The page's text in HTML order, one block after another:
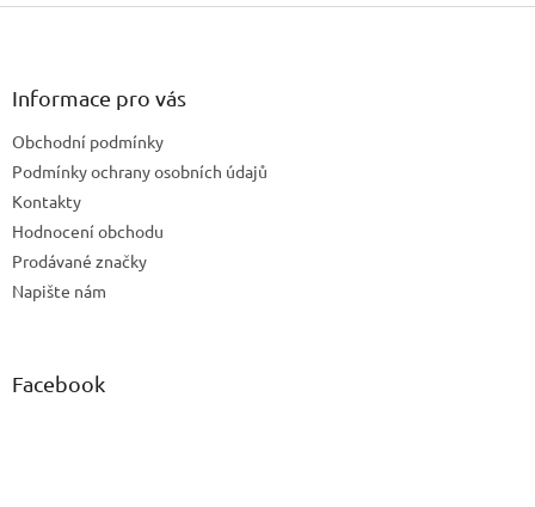
Z
Informace pro vás
Obchodní podmínky
Podmínky ochrany osobních údajů
Kontakty
Hodnocení obchodu
Prodávané značky
Napište nám
Facebook